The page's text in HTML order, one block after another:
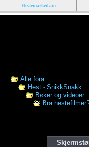
Hestemarked.no
Alle fora
Hest - SnikkSnakk
Bøker og videoer
Bra